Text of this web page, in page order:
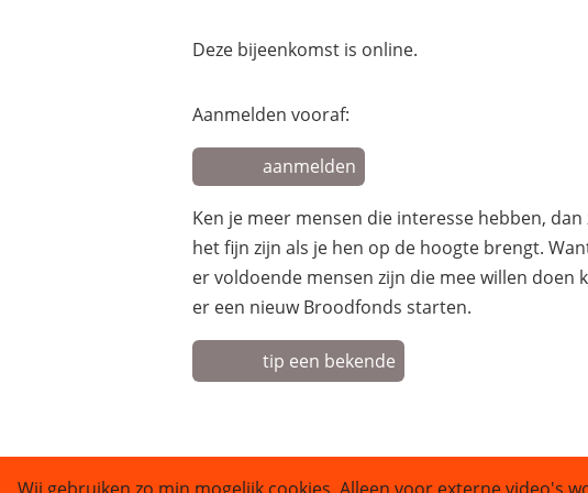
Deze bijeenkomst is online.
Aanmelden vooraf:
aanmelden
Ken je meer mensen die interesse hebben, dan
het fijn zijn als je hen op de hoogte brengt.
er voldoende mensen zijn die mee willen doen
er een nieuw Broodfonds starten.
tip een bekende